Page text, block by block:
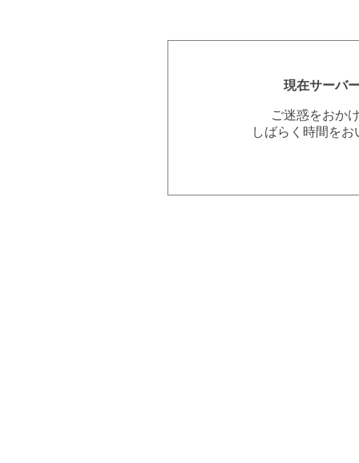
現在サーバ
ご迷惑をおか
しばらく時間を